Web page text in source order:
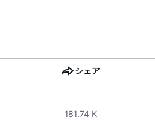
シェア
181.74 K